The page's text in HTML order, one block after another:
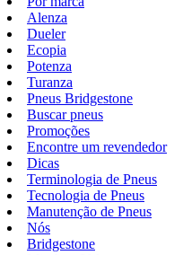
Alenza
Dueler
Ecopia
Potenza
Turanza
Pneus Bridgestone
Buscar pneus
Promoções
Encontre um revendedor
Dicas
Terminologia de Pneus
Tecnologia de Pneus
Manutenção de Pneus
Nós
Bridgestone